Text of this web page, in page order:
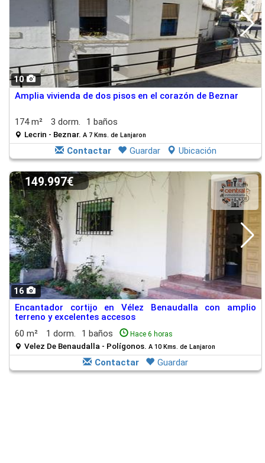
10
Amplia vivienda de dos pisos en el corazón de Beznar
174 m² 3 dorm. 1 baños
Lecrin - Beznar. A 7 Kms. de Lanjaron
Contactar Guardar Ubicación
16
149.997€
Encantador cortijo en Vélez Benaudalla con amplio
terreno y excelentes accesos
60 m²
1 dorm. 1 baños Hace 6 horas
Velez De Benaudalla - Polígonos. A 10 Kms. de Lanjaron
Contactar Guardar